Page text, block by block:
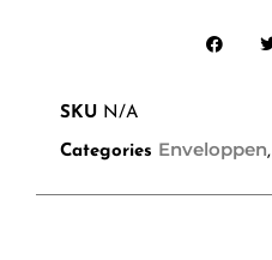
SKU N/A
Categories Enveloppen,